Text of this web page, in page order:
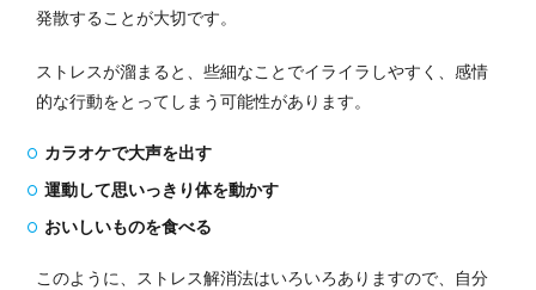
発散することが大切です。
ストレスが溜まると、些細なことでイライラしやすく、感情
的な行動をとってしまう可能性があります。
カラオケで大声を出す
運動して思いっきり体を動かす
おいしいものを食べる
このように、ストレス解消法はいろいろありますので、自分